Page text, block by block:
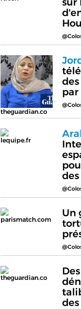
theguardian.co
par
lequipe.fr
des
parismatch.com
Un
theguardian.co